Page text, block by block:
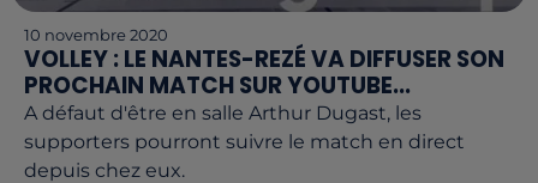
10 novembre 2020
VOLLEY : LE NANTES-REZÉ VA DIFFUSER SON
PROCHAIN MATCH SUR YOUTUBE...
A défaut d'être en salle Arthur Dugast, les
supporters pourront suivre le match en direct
depuis chez eux.